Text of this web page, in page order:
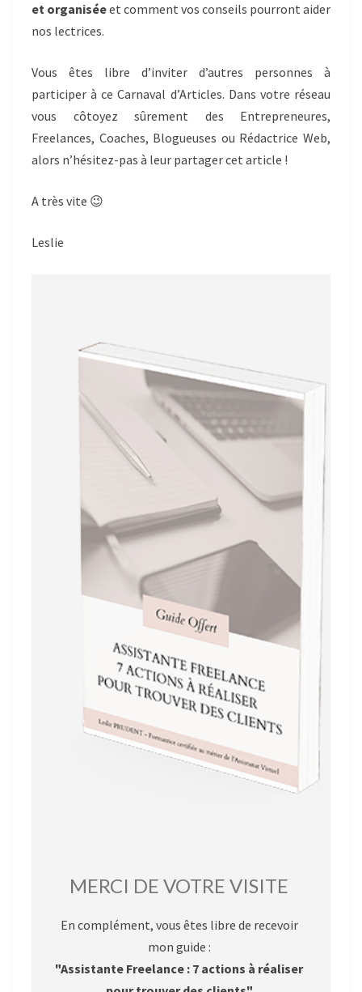
et organiséeet comment vos conseils pourront aider
nos lectrices.
Vous êtes libre d’inviter d’autres personnes à
participer à ce Carnaval d’Articles. Dans votre réseau
vous côtoyez sûrement des Entrepreneures,
Freelances, Coaches, Blogueuses ou Rédactrice Web,
alors n’hésitez-pas à leur partager cet article !
A très vite 😉
Leslie
MERCI DE VOTRE VISITE
En complément, vous êtes libre de recevoir
mon guide :
"Assistante Freelance : 7 actions à réaliser